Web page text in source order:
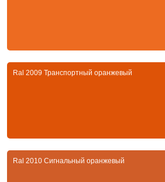
Ral 2009 Транспортный оранжевый
Ral 2010 Сигнальный оранжевый